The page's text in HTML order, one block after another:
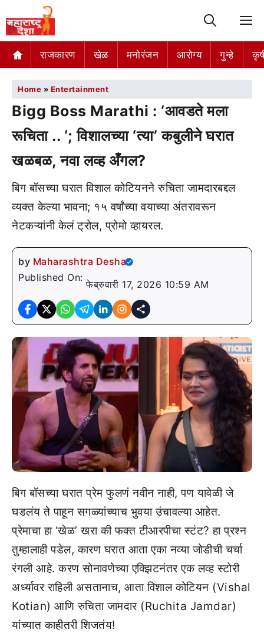
राजकारण खेळ मनोरंजन आरोग्य गुन्हे
Home » Entertainment
Bigg Boss Marathi : ‘आवडते मला
रूचिता .. ‘; विशालच्या ‘त्या’ कबुलीने घरात
खळबळ, नवा लव्ह अँगल?
बिग बॉसच्या घरात विशाल कोटियनने रुचिता जामदारबद्दल
व्यक्त केल्या भावना; १५ वर्षांच्या वयाच्या अंतरावरून
नेटकऱ्यांनी केलं ट्रोल, प्रोमो व्हायरल.
by Maharashtra Desha
Published On:
फेब्रुवारी 17, 2026 10:59 AM
बिग बॉसच्या घरात प्रेम फुलणं नवीन नाही, पण यावेळी जे
घडलंय ते पाहून सगळ्यांच्याच भुवया उंचावल्या आहेत.
प्रेमाचा हा ‘खेळ’ खरा की फक्त टीआरपीचा स्टंट? हा प्रश्न
तुम्हालाही पडेल, कारण घरात आता एका नव्या जोडीची चर्चा
रंगली आहे. करण सोनावणेच्या एक्झिटनंतर एक लव्ह स्टोरी
अर्ध्यावर राहिली असतानाच, आता विशाल कोटियन (Vishal
Kotian) आणि रुचिता जामदार (Ruchita Jamdar)
यांच्यात काहीतरी शिजतंय!